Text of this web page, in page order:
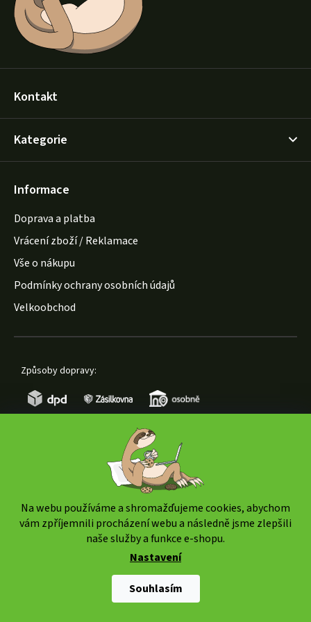
Na webu používáme a shromažďujeme cookies, abychom
vám zpříjemnili procházení webu a následně jsme zlepšili
naše služby a funkce e-shopu.
Nastavení
Souhlasím
Kontakt
Kategorie
Informace
Doprava a platba
Vrácení zboží / Reklamace
Vše o nákupu
Podmínky ochrany osobních údajů
Velkoobchod
Způsoby dopravy:
www.weedshop.cz
vyhrazena.
Upravit nastavení cookies